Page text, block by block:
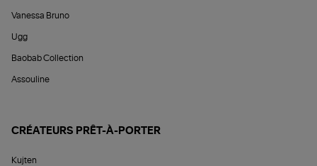
Vanessa Bruno
Ugg
Baobab Collection
Assouline
CRÉATEURS PRÊT-À-PORTER
Kujten